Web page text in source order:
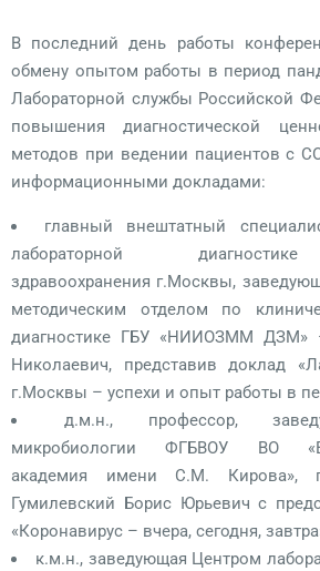
В последний день работы
обмену опытом работы в период
Лабораторной службы Российской
повышения диагностической
методов при ведении пациентов с
информационными докладами:
главный внештатный
лабораторной
здравоохранения г.Москвы,
методическим отделом по
диагностике ГБУ «НИИОЗММ ДЗМ»
Николаевич, представив доклад
г.Москвы – успехи и опыт работы в
д.м.н., профессор,
микробиологии ФГБВОУ ВО
академия имени С.М. Кирова»,
Гумилевский Борис Юрьевич с
«Коронавирус – вчера, сегодня,
к.м.н., заведующая Центром